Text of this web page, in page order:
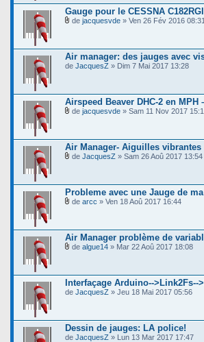
Gauge pour le CESSNA
de jacquesvde » Ven 26 Fév 2016 08:31
Air manager: des jauges avec
de JacquesZ » Dim 7 Mai 2017 13:28
Airspeed Beaver DHC-2 en MPH
de jacquesvde » Sam 11 Nov 2017
Air Manager- Aiguilles vibrantes
de JacquesZ » Sam 26 Aoû 2017 13:54
Probleme avec une Jauge de
de arcc » Ven 18 Aoû 2017 16:44
Air Manager problème de
de algue14 » Mar 22 Aoû 2017 18:08
Interfaçage Arduino-->Link2Fs--
de JacquesZ » Jeu 18 Mai 2017 05:56
Dessin de jauges: LA police!
de JacquesZ » Lun 13 Mar 2017 17:47